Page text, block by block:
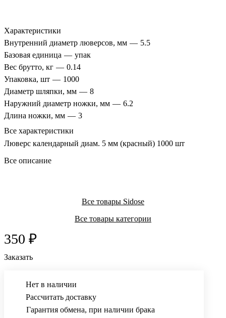
Характеристики
Внутренний диаметр люверсов, мм — 5.5
Базовая единица — упак
Вес брутто, кг — 0.14
Упаковка, шт — 1000
Диаметр шляпки, мм — 8
Наружний диаметр ножки, мм — 6.2
Длина ножки, мм — 3
Все характеристики
Люверс календарный диам. 5 мм (красный) 1000 шт
Все описание
Все товары Sidose
Все товары категории
350 ₽
Заказать
Нет в наличии
Рассчитать доставку
Гарантия обмена, при наличии брака